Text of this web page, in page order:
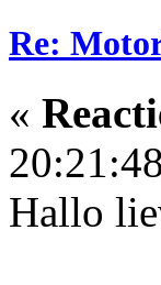
Re:
«
Hallo